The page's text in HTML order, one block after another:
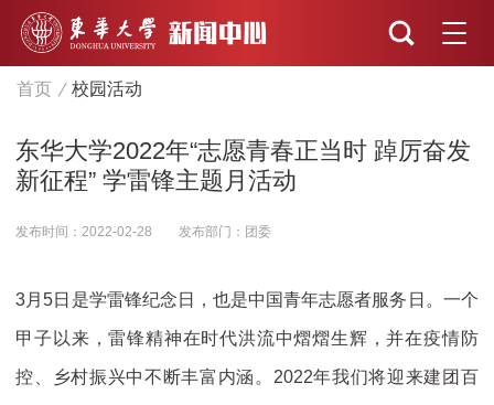
首页 校园活动
东华大学2022年“志愿青春正当时 踔厉奋发
新征程” 学雷锋主题月活动
发布时间：2022-02-28 发布部门：团委
3月5日是学雷锋纪念日，也是中国青年志愿者服务日。一个
甲子以来，雷锋精神在时代洪流中熠熠生辉，并在疫情防
控、乡村振兴中不断丰富内涵。2022年我们将迎来建团百